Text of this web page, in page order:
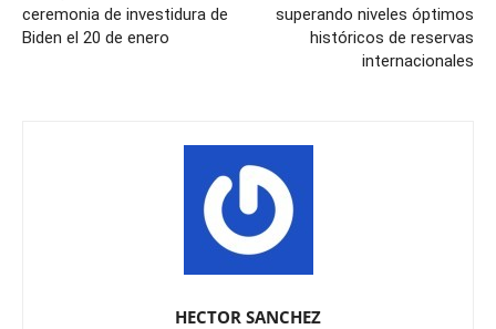
ceremonia de investidura de
Biden el 20 de enero
superando niveles óptimos
históricos de reservas
internacionales
HECTOR SANCHEZ